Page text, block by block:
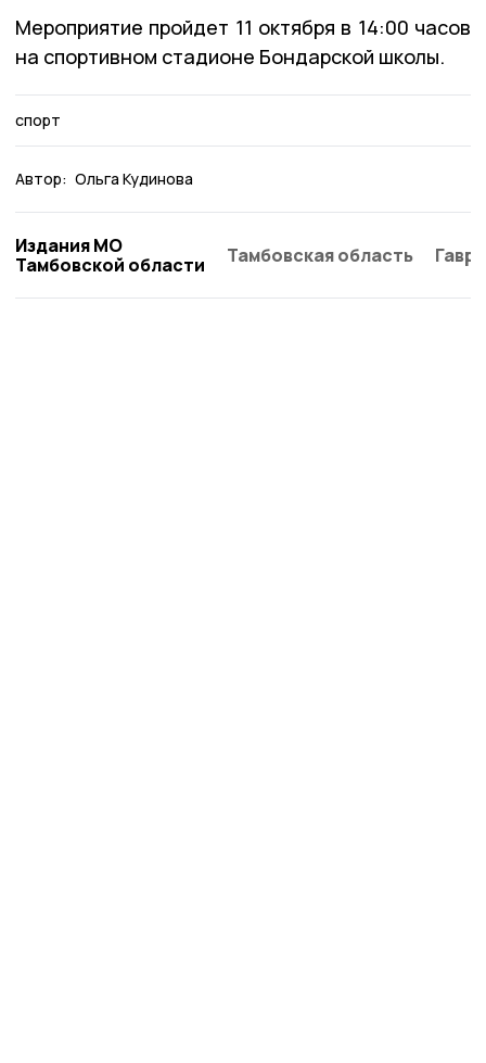
Мероприятие пройдет 11 октября в 14:00 часов
на спортивном стадионе Бондарской школы.
спорт
Автор: Ольга Кудинова
Издания МО
Тамбовской области
Тамбовская область